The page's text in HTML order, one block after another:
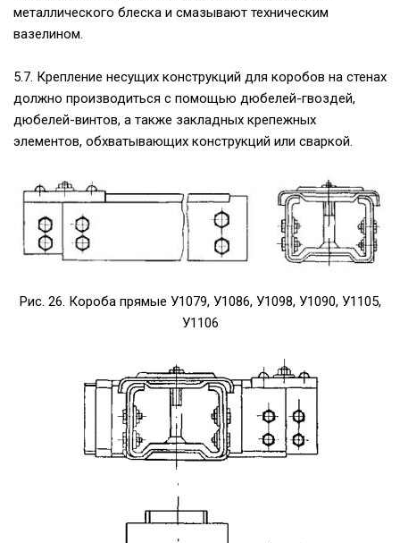
металлического блеска и смазывают техническим
вазелином.
5.7. Крепление несущих конструкций для коробов на стенах
должно производиться с помощью дюбелей-гвоздей,
дюбелей-винтов, а также закладных крепежных
элементов, обхватывающих конструкций или сваркой.
Рис. 26. Короба прямые У1079, У1086, У1098, У1090, У1105,
У1106